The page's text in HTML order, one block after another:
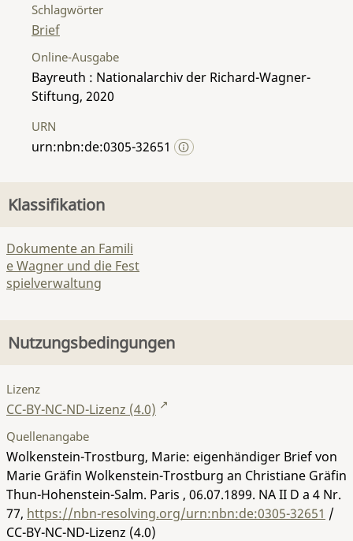
Schlagwörter
Brief
Online-Ausgabe
Bayreuth : Nationalarchiv der Richard-Wagner-
Stiftung, 2020
URN
urn:nbn:de:0305-32651
Klassifikation
Dokumente an Famili
e Wagner und die Fest
spielverwaltung
Nutzungsbedingungen
Lizenz
CC-BY-NC-ND-Lizenz (4.0)
Quellenangabe
Wolkenstein-Trostburg, Marie: eigenhändiger Brief von
Marie Gräfin Wolkenstein-Trostburg an Christiane Gräfin
Thun-Hohenstein-Salm. Paris , 06.07.1899. NA II D a 4 Nr.
77, https://nbn-resolving.org/urn:nbn:de:0305-32651 /
CC-BY-NC-ND-Lizenz (4.0)